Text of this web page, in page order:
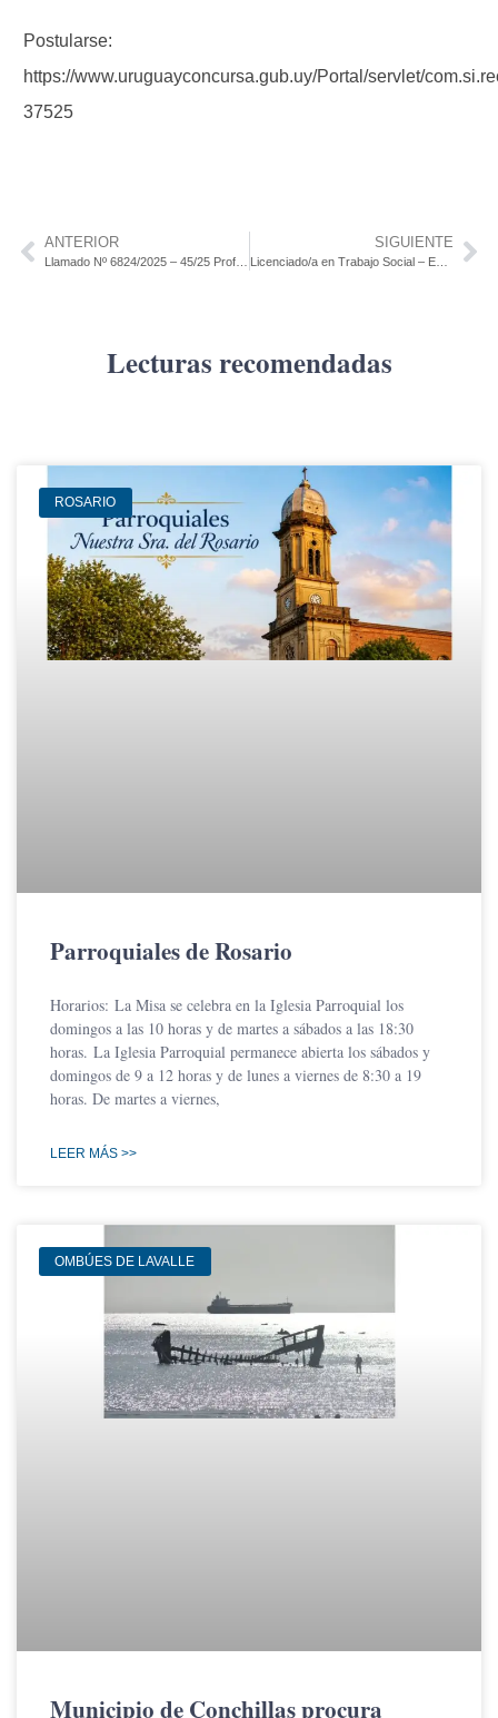
Postularse:
https://www.uruguayconcursa.gub.uy/Portal/servlet/
37525
ANTERIOR SIGUIENTE
Licenciado/a en Trabajo Social – Ente Público
Lecturas recomendadas
ROSARIO
Parroquiales de Rosario
Horarios: La Misa se celebra en la Iglesia Parroquial los
domingos a las 10 horas y de martes a sábados a las 18:30
horas. La Iglesia Parroquial permanece abierta los sábados y
domingos de 9 a 12 horas y de lunes a viernes de 8:30 a 19
horas. De martes a viernes,
LEER MÁS >>
OMBÚES DE LAVALLE
Municipio de Conchillas procura